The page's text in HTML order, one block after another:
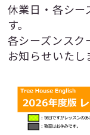
休業日・各シー
す。
各シーズンスク
お知らせいたし